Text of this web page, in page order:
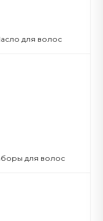
для волос
для волос